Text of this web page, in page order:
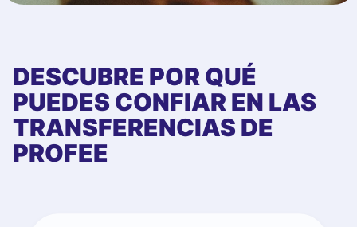
DESCUBRE POR QUÉ
PUEDES CONFIAR EN LAS
TRANSFERENCIAS DE
PROFEE